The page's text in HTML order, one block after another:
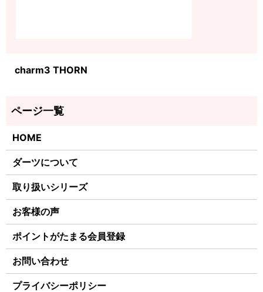
charm3 THORN
HOME
ダーツについて
取り扱いシリーズ
お客様の声
ポイントがたまる会員登録
お問い合わせ
プライバシーポリシー